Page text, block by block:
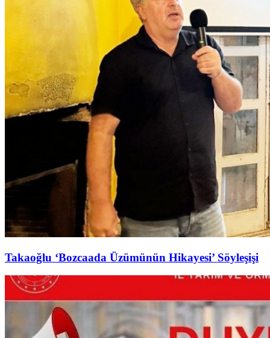
Takaoğlu ‘Bozcaada Üzümünün Hikayesi’ Söyleşişi